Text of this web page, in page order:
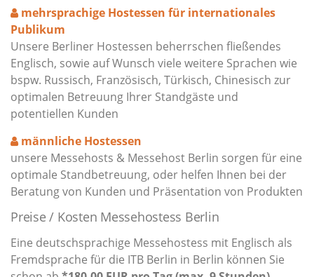
mehrsprachige Hostessen für internationales
Publikum
Unsere Berliner Hostessen beherrschen fließendes
Englisch, sowie auf Wunsch viele weitere Sprachen wie
bspw. Russisch, Französisch, Türkisch, Chinesisch zur
optimalen Betreuung Ihrer Standgäste und
potentiellen Kunden
männliche Hostessen
unsere Messehosts & Messehost Berlin sorgen für eine
optimale Standbetreuung, oder helfen Ihnen bei der
Beratung von Kunden und Präsentation von Produkten
Preise / Kosten Messehostess Berlin
Eine deutschsprachige Messehostess mit Englisch als
Fremdsprache für die ITB Berlin in Berlin können Sie